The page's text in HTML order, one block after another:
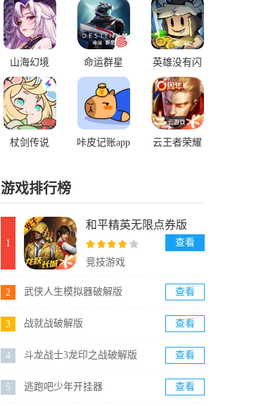
山海幻境 命运群星 英雄没有闪
杖剑传说 咔皮记账app 云王者荣耀
游戏排行榜
1
和平精英无限点券版
竞技游戏
查看
2 武侠人生模拟器破解版 查看
3 战就战破解版 查看
4 斗龙战士3龙印之战破解版 查看
5 逃跑吧少年开挂器 查看